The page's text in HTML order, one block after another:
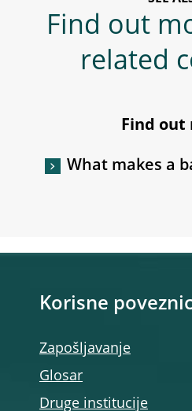
Find out
related
Find out
What makes a
Korisne
Zapošljavanje
Glosar
Druge institucije